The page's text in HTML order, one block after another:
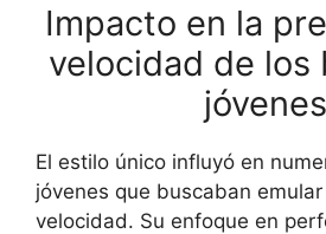
Impacto en la
velocidad de los
jóvenes
El estilo único influyó en
jóvenes que buscaban
velocidad. Su enfoque en